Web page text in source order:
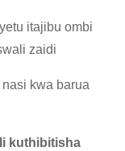
itajibu ombi
zaidi
kwa barua
kuthibitisha